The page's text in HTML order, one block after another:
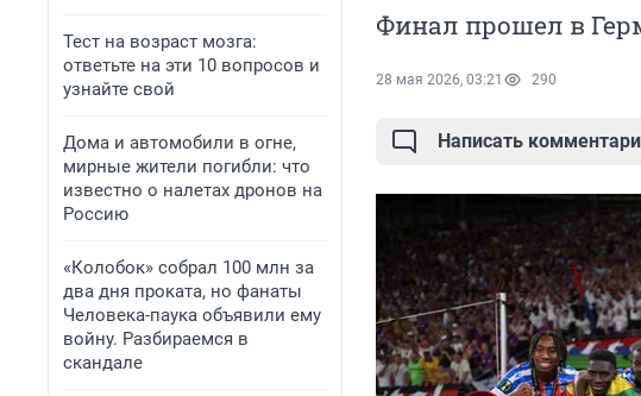
Тест на возраст мозга:
ответьте на эти 10 вопросов и
узнайте свой
Дома и автомобили в огне,
мирные жители погибли: что
известно о налетах дронов на
Россию
«Колобок» собрал 100 млн за
два дня проката, но фанаты
Человека-паука объявили ему
войну. Разбираемся в
скандале
Финал прошел в
28 мая 2026, 03:21 290
Написать